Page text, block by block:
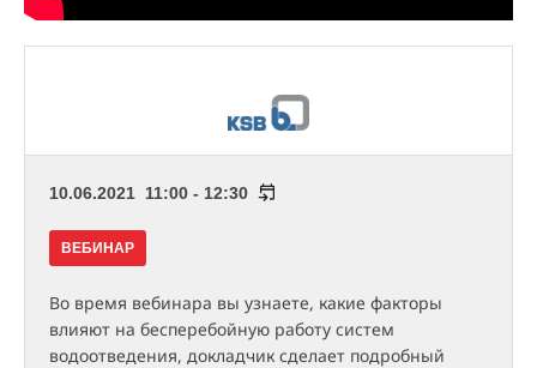
10.06.2021 11:00 - 12:30
ВЕБИНАР
Во время вебинара вы узнаете, какие факторы
влияют на бесперебойную работу систем
водоотведения, докладчик сделает подробный